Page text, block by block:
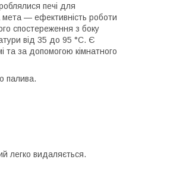
печі для
мета — ефективність роботи
спостереження з боку
від 35 до 95 °C. Є
та за допомогою кімнатного
палива.
легко видаляється.